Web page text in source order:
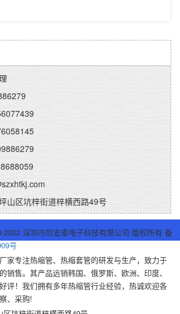
山区坑梓街道梓横西路49号
2022 深圳市欣宏泰电子科技有限公司 版权所有 备
号
家专注热缩管、热缩套管的研发与生产，致力于
销售。其产品远销韩国、俄罗斯、欧洲、印度、
评！我们拥有多年热缩管行业经验，热诚欢迎各
、采购!